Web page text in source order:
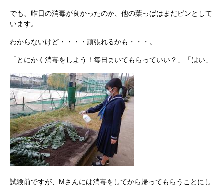
でも、昨日の消毒が良かったのか、他の葉っぱはまだピンとして
います。
わからないけど・・・・頑張れるかも・・・。
「とにかく消毒をしよう！毎日まいてもらっていい？」「はい」
試験前ですが、Mさんには消毒をしてから帰ってもらうことにし